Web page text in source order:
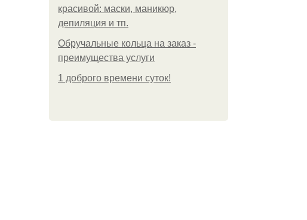
красивой: маски, маникюр,
депиляция и тп.
Обручальные кольца на заказ -
преимущества услуги
1 доброго времени суток!